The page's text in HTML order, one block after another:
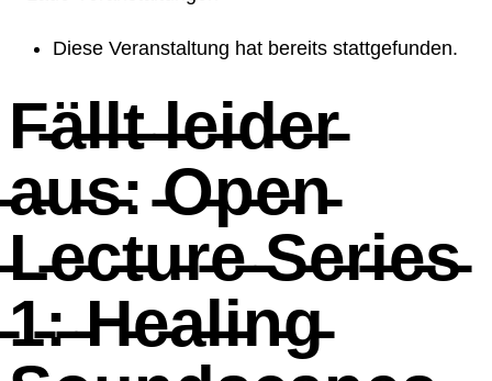
Diese Veranstaltung hat bereits stattgefunden.
F̵ä̵l̵l̵t̵ ̵l̵e̵i̵d̵e̵r̵
̵a̵u̵s̵: ̵O̵p̵e̵n̵
̵L̵e̵c̵t̵u̵r̵e̵ ̵S̵e̵r̵i̵e̵s̵
̵1̵:̵ ̵H̵e̵a̵l̵i̵n̵g̵